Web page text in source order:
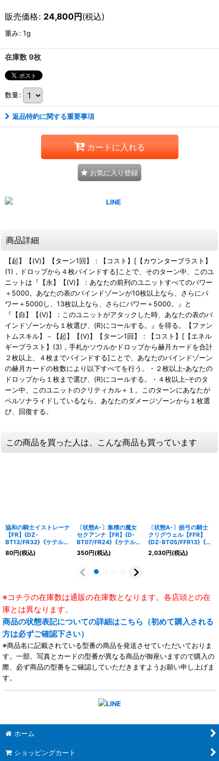
販売価格: 24,800円(税込)
重み: 1g
在庫数 9枚
数量:
返品特約に関する重要事項
カートに入れる
お気に入り登録
商品詳細
【起】【(V)】【ターン1回】：【コスト】[【カウンターブラスト】
(1)，ドロップから４枚バインドする]ことで、そのターン中、このユ
ニットは『【永】【(V)】：あなたの前列のユニットすべてのパワー
＋5000。あなたの表のバインドゾーンが10枚以上なら、さらにパ
ワー＋5000し、13枚以上なら、さらにパワー＋5000。』と
『【自】【(V)】：このユニットがアタックした時、あなたの表のバ
インドゾーンから１枚選び、(R)にコールする。』を得る。【ファン
トムスキル】－【起】【(V)】【ターン1回】：【コスト】[【エネル
ギーブラスト】(3)，手札かソウルかドロップから赫月カードを合計
２枚以上、４枚までバインドする]ことで、あなたのバインドゾーン
の赫月カードの枚数により以下すべてを行う。・２枚以上‐あなたの
ドロップから１枚まで選び、(R)にコールする。・４枚以上‐そのタ
ーン中、このユニットのクリティカル＋１。このターンにあなたが
ペルソナライドしているなら、あなたのダメージゾーンから１枚選
び、回復する。
この商品を買った人は、こんな商品も買っています
協和の騎士イストレーナ
【FR】{DZ-
BT13/FR32}《ケテルサ
ンクチュアリ》
80円(税込)
〔状態A-〕集積の魔女
セクアンナ【FR】{D-
BT07/FR24}《ケテルサ
ンクチュアリ》
350円(税込)
〔状態A-〕皓弓の騎士
クリグウェル【FFR】
{DZ-BT05/FFR13}《ケ
テルサンクチュアリ》
2,030円(税込)
※コチラの在庫数は通販の在庫数となります。各店頭との在
庫とは異なります。
商品の状態表記についての詳細はこちら（初めて購入される
方は必ずご確認下さい）
※商品名に記載されている型番の商品を発送させていただいておりま
す。一部、写真とカードの型番が異なる商品が御座いますので購入の
際、必ず商品の型番をご確認していただきますようお願い申し上げま
す。
ホーム
ショッピングカート